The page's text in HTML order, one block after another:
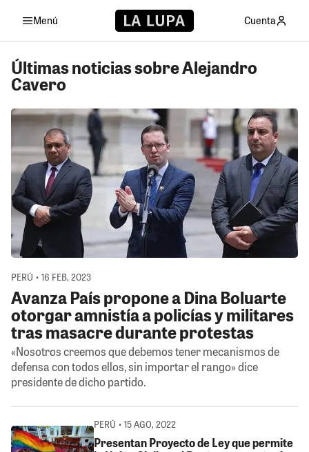
Menú Cuenta
Últimas noticias sobre Alejandro
Cavero
PERÚ • 16 FEB, 2023
Avanza País propone a Dina Boluarte
otorgar amnistía a policías y militares
tras masacre durante protestas
«Nosotros creemos que debemos tener mecanismos de
defensa con todos ellos, sin importar el rango» dice
presidente de dicho partido.
PERÚ • 15 AGO, 2022
Presentan Proyecto de Ley que permite